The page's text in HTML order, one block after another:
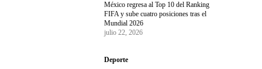
México regresa al Top 10 del Ranking
FIFA y sube cuatro posiciones tras el
Mundial 2026
julio 22, 2026
Deporte